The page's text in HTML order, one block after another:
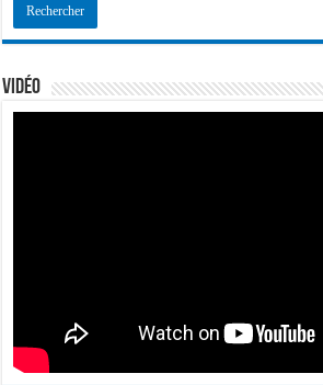
Vidéo